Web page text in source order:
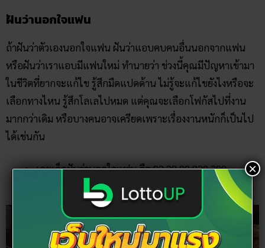
ฝันว่านอกใจแฟน
ถ้าฝันว่าตัวเองนอกใจแฟน ฝันว่าแอบคบคนอื่นนอกจากแฟน
หรือฝันว่าเราแอบมีแฟนใหม่ ทำนายว่า ช่วงนี้คุณมีปัญหาเข้ามา
ในชีวิตที่ยากจะแก้ไข รู้สึกมืดแปดด้าน ไม่รู้จะแก้ไขยังไงหรือจะ
เลือกทางไหน รู้สึกโลเลไปหมด แต่คุณจะเลือกโฟกัสไปที่งาน
มากกว่าเดิม หรือบางคนอาจเครียดเพราะเรื่องงานหนักก็เป็นไป
ได้เช่นกัน
เลขเด็ดฝันว่านอกใจแฟน คือ 82 28 88 828 288 ×